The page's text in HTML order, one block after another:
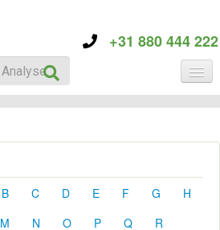
+31 880 444 222
B C D E F G
H
M N O P Q
R